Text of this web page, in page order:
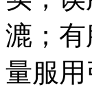
漉；
量服